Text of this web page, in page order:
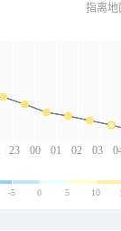
23 00 01 02 03
指离地
-5 0 5 10